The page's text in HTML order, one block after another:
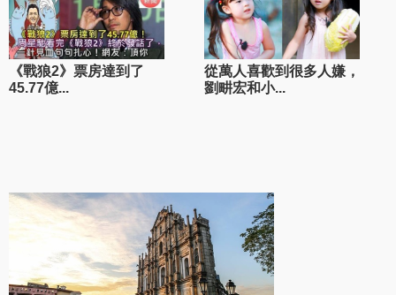
《戰狼2》票房達到了
45.77億...
從萬人喜歡到很多人嫌，
劉畊宏和小...